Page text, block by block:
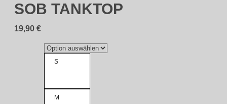
SOB TANKTOP
19,90 €
S
M